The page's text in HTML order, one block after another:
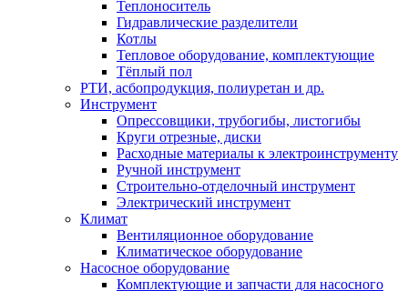
Теплоноситель
Гидравлические разделители
Котлы
Тепловое оборудование, комплектующие
Тёплый пол
РТИ, асбопродукция, полиуретан и др.
Инструмент
Опрессовщики, трубогибы, листогибы
Круги отрезные, диски
Расходные материалы к электроинструменту
Ручной инструмент
Строительно-отделочный инструмент
Электрический инструмент
Климат
Вентиляционное оборудование
Климатическое оборудование
Насосное оборудование
Комплектующие и запчасти для насосного